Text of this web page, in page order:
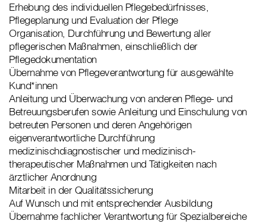
Erhebung des individuellen Pflegebedürfnisses,
Pflegeplanung und Evaluation der Pflege
Organisation, Durchführung und Bewertung aller
pflegerischen Maßnahmen, einschließlich der
Pflegedokumentation
Übernahme von Pflegeverantwortung für ausgewählte
Kund*innen
Anleitung und Überwachung von anderen Pflege- und
Betreuungsberufen sowie Anleitung und Einschulung von
betreuten Personen und deren Angehörigen
eigenverantwortliche Durchführung
medizinischdiagnostischer und medizinisch-
therapeutischer Maßnahmen und Tätigkeiten nach
ärztlicher Anordnung
Mitarbeit in der Qualitätssicherung
Auf Wunsch und mit entsprechender Ausbildung
Übernahme fachlicher Verantwortung für Spezialbereiche